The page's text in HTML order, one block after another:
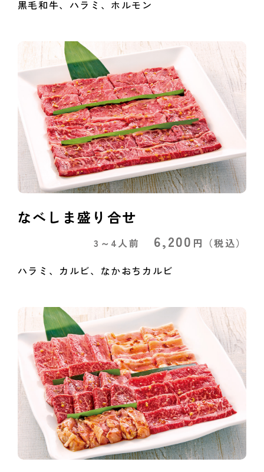
黒毛和牛、ハラミ、ホルモン
なべしま盛り合せ
3～4人前 6,200 円 （税込）
ハラミ、カルビ、なかおちカルビ